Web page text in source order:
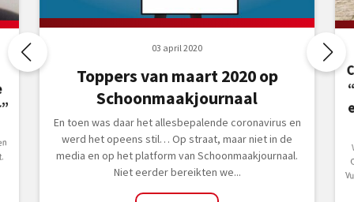
03 april 2020
Toppers van maart 2020 op
Schoonmaakjournaal
En toen was daar het allesbepalende coronavirus en
werd het opeens stil… Op straat, maar niet in de
media en op het platform van Schoonmaakjournaal.
Niet eerder bereikten we...